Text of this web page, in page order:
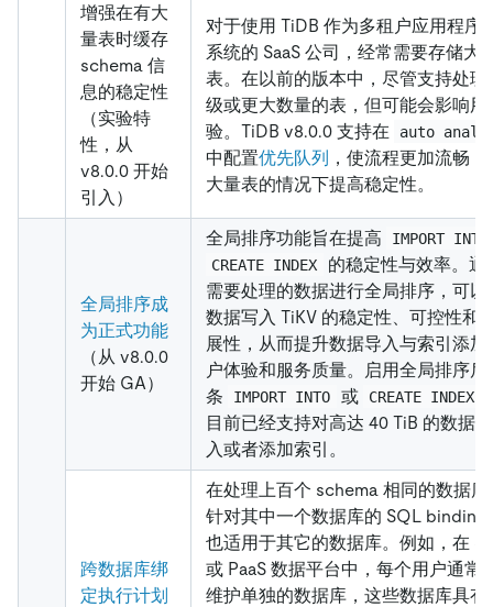
增强在有大
量表时缓存
schema 信
息的稳定性
（实验特
性，从
v8.0.0 开始
引入）
对于使用 TiDB 作为多租户应用程序
系统的 SaaS 公司，经常需要存储大
表。在以前的版本中，尽管支持处理
级或更大数量的表，但可能会影响用
验。TiDB v8.0.0 支持在
auto
中配置优先队列 ，使流程更加流畅，
大量表的情况下提高稳定性。
全局排序成
为正式功能
（从 v8.0.0
开始 GA）
全局排序功能旨在提高
IMPORT INTO
CREATE INDEX
的稳定性与效率。通
需要处理的数据进行全局排序，可以
数据写入 TiKV 的稳定性、可控性和
展性，从而提升数据导入与索引添加
户体验和服务质量。启用全局排序后
条
IMPORT INTO 或 CREATE INDEX
目前已经支持对高达 40 TiB 的数据
入或者添加索引。
跨数据库绑
定执行计划
在处理上百个 schema 相同的数据库
针对其中一个数据库的 SQL binding
也适用于其它的数据库。例如，在
或 PaaS 数据平台中，每个用户通常
维护单独的数据库，这些数据库具有